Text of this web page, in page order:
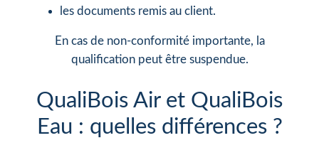
les documents remis au client.
En cas de non-conformité importante, la
qualification peut être suspendue.
QualiBois Air et QualiBois
Eau : quelles différences ?